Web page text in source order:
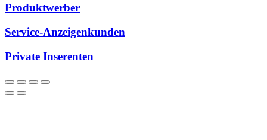
Produktwerber
Service-Anzeigenkunden
Private Inserenten